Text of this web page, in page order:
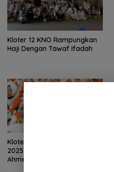
Kloter 12 KNO Rampungkan
Haji Dengan Tawaf Ifadah
Kloter Pertama Tiba 12 Juni
2025, Ini Aturan Masuk
Ahmed Bagi Keluarga